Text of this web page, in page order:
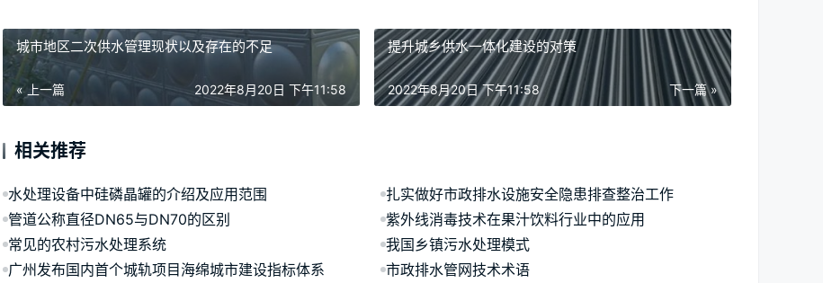
城市地区二次供水管理现状以及存在的不足
« 上一篇 2022年8月20日 下午11:58
提升城乡供水一体化建设的对策
下一篇 »
2022年8月20日 下午11:58
相关推荐
水处理设备中硅磷晶罐的介绍及应用范围
扎实做好市政排水设施安全隐患排查整治工作
管道公称直径DN65与DN70的区别
紫外线消毒技术在果汁饮料行业中的应用
常见的农村污水处理系统
我国乡镇污水处理模式
广州发布国内首个城轨项目海绵城市建设指标体系
市政排水管网技术术语